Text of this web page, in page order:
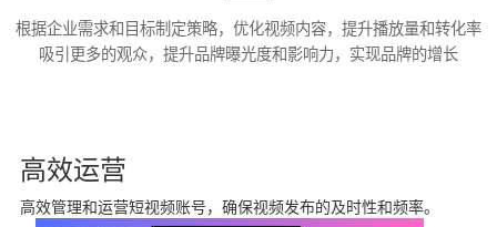
根据企业需求和目标制定策略，优化视频内容，提升播放量和转化率
吸引更多的观众，提升品牌曝光度和影响力，实现品牌的增长
高效运营
高效管理和运营短视频账号，确保视频发布的及时性和频率。